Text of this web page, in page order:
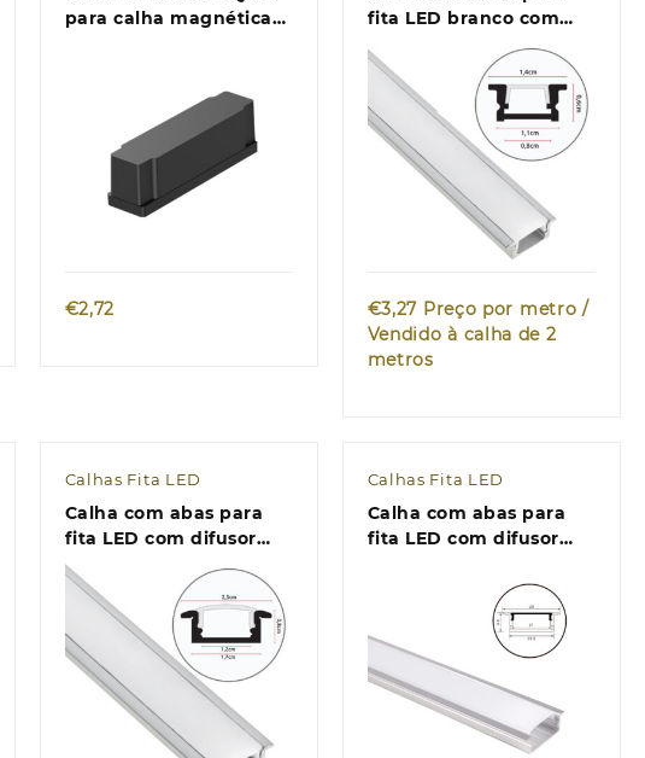
para calha magnética
Quick view
€2,72
fita LED branco com
difusor opalino (para
embutir) L.14x
Alt.6,45mm
Quick view
€3,27 Preço por metro /
Vendido à calha de 2
metros
Calhas Fita LED
Calha com abas para
fita LED com difusor
opalino (para embutir)
L.24,7x Alt.7mm
Quick view
Calhas Fita LED
Calha com abas para
fita LED com difusor
L.29x Alt.9,8mm
Quick view